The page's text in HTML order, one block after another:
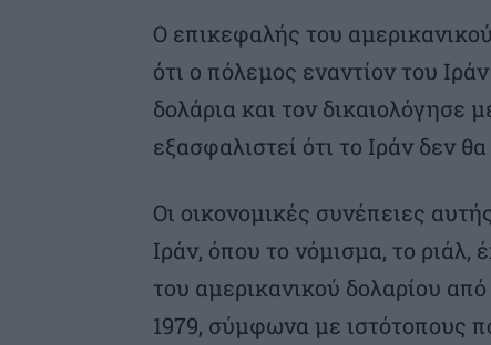
Ο επικεφαλής του
ότι ο πόλεμος εναντίον του
δολάρια και τον δικαιολόγησε
εξασφαλιστεί ότι το Ιράν δεν
Οι οικονομικές συνέπειες
Ιράν, όπου το νόμισμα, το ριάλ,
του αμερικανικού δολαρίου
1979, σύμφωνα με ιστότοπους